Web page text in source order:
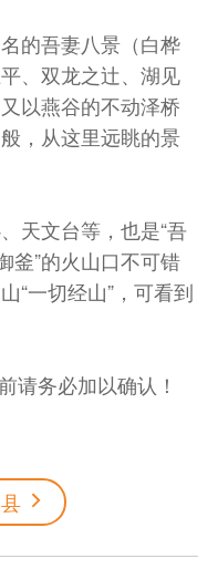
的吾妻八景（白桦
、双龙之辻、湖见
以燕谷的不动泽桥
，从这里远眺的景
天文台等，也是“吾
釜”的火山口不可错
“一切经山”，可看到
请务必加以确认！